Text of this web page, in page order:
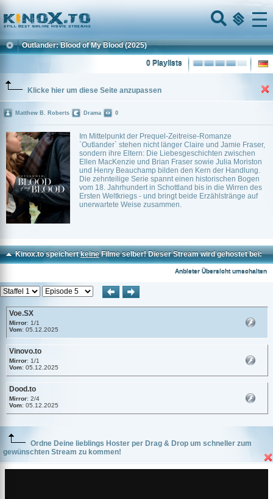
Home
Menu
Outlander: Blood of My Blood (2025)
0 Playlists
Klicke hier um diese Seite anzupassen
Im Mittelpunkt der Prequel-Zeitreise-Romanze
`Outlander` stehen nicht länger Claire und Jamie Fraser,
sondern ihre Eltern: Die Liebesgeschichten zwischen
Ellen MacKenzie und Brian Fraser sowie Julia Moriston
und Henry Beauchamp bilden den Kern der Handlung.
Die zehnteilige Serie spannt einen historischen Bogen
vom 18. Jahrhundert in Schottland bis in die Wirren des
Ersten Weltkriegs - und bringt beide Erzählstränge auf
unerwartete Weise zusammen.
Matthew B. Roberts Drama 0
Kinox.to speichertkeineFilme selber! Dieser Stream wird gehostet bei:
Anbieter Übersicht umschalten
Voe.SX
Mirror: 1/1
Vom: 05.12.2025
Vinovo.to
Mirror: 1/1
Vom: 05.12.2025
Dood.to
Mirror: 2/4
Vom: 05.12.2025
Ordne Deine lieblings Hoster per Drag & Drop um schneller zum
gewünschten Stream zu kommen!